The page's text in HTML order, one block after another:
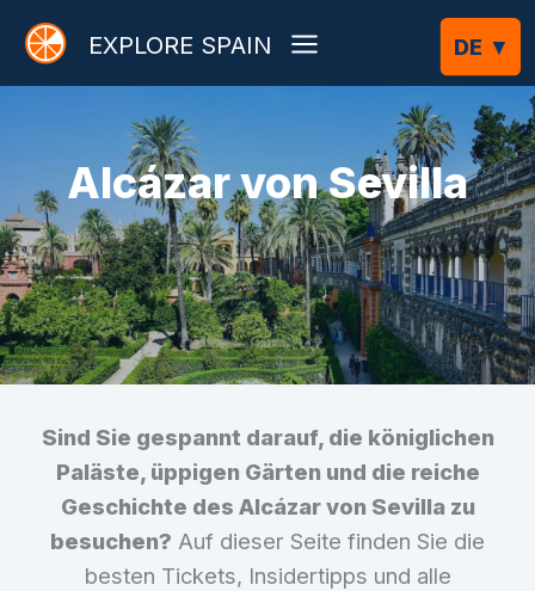
Inhalt
springen
EXPLORE SPAIN
Alcázar von Sevilla
Sind Sie gespannt darauf, die königlichen
Paläste, üppigen Gärten und die reiche
Geschichte des Alcázar von Sevilla zu
besuchen? Auf dieser Seite finden Sie die
besten Tickets, Insidertipps und alle